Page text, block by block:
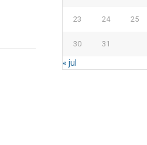
23 24 25
30 31
« jul